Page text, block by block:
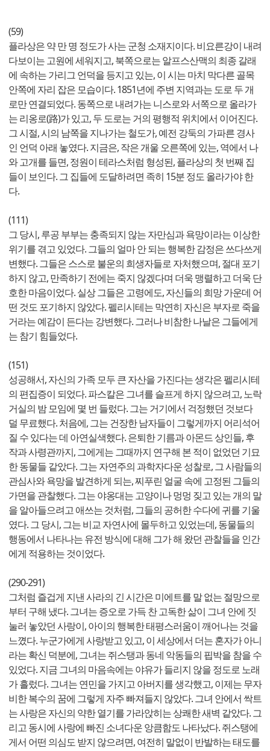
(59)
플라상은 약 만 명 정도가 사는 군청 소재지이다. 비요른강이 내려
다보이는 고원에 세워지고, 북쪽으로는 알프스산맥의 최종 갈래
에 속하는 가리그 언덕을 등지고 있는, 이 시는 마치 막다른 골목
안쪽에 자리 잡은 모습이다. 1851년에 주변 지역과는 도로 두 개
로만 연결되었다. 동쪽으로 내려가는 니스로와 서쪽으로 올라가
는 리옹로(路)가 있고, 두 도로는 거의 평행적 위치에서 이어진다.
그 시절, 시의 남쪽을 지나가는 철도가, 예전 강둑의 가파른 경사
인 언덕 아래 놓였다. 지금은, 작은 개울 오른쪽에 있는, 역에서 나
와 고개를 들면, 정원이 테라스처럼 형성된, 플라상의 첫 번째 집
들이 보인다. 그 집들에 도달하려면 족히 15분 정도 올라가야 한
다.
(111)
그 당시, 루공 부부는 충족되지 않는 자만심과 욕망이라는 이상한
위기를 겪고 있었다. 그들의 얼마 안 되는 행복한 감정은 쓰다쓰게
변했다. 그들은 스스로 불운의 희생자들로 자처했으며, 절대 포기
하지 않고, 만족하기 전에는 죽지 않겠다며 더욱 맹렬하고 더욱 단
호한 마음이었다. 실상 그들은 고령에도, 자신들의 희망 가운데 어
떤 것도 포기하지 않았다. 펠리시테는 막연히 자신은 부자로 죽을
거라는 예감이 든다는 강변했다. 그러나 비참한 나날은 그들에게
는 참기 힘들었다.
(151)
성공해서, 자신의 가족 모두 큰 자산을 가진다는 생각은 펠리시테
의 편집증이 되었다. 파스칼은 그녀를 슬프게 하지 않으려고, 노락
거실의 밤 모임에 몇 번 들렀다. 그는 거기에서 걱정했던 것보다
덜 무료했다. 처음에, 그는 건장한 남자들이 그렇게까지 어리석어
질 수 있다는 데 아연실색했다. 은퇴한 기름과 아몬드 상인들, 후
작과 사령관까지, 그에게는 그때까지 연구해 본 적이 없었던 기묘
한 동물들 같았다. 그는 자연주의 과학자다운 성찰로, 그 사람들의
관심사와 욕망을 발견하게 되는, 찌푸린 얼굴 속에 고정된 그들의
가면을 관찰했다. 그는 야옹대는 고양이나 멍멍 짖고 있는 개의 말
을 알아들으려고 애쓰는 것처럼, 그들의 공허한 수다에 귀를 기울
였다. 그 당시, 그는 비교 자연사에 몰두하고 있었는데, 동물들의
행동에서 나타나는 유전 방식에 대해 그가 해 왔던 관찰들을 인간
에게 적용하는 것이었다.
(290-291)
그처럼 즐겁게 지낸 사라의 긴 시간은 미에트를 말 없는 절망으로
부터 구해 냈다. 그녀는 증오로 가득 찬 고독한 삶이 그녀 안에 짓
눌러 놓았던 사랑이, 아이의 행복한 태평스러움이 깨어나는 것을
느꼈다. 누군가에게 사랑받고 있고, 이 세상에서 더는 혼자가 아니
라는 확신 덕분에, 그녀는 쥐스탱과 동네 악동들의 핍박을 참을 수
있었다. 지금 그녀의 마음속에는 야유가 들리지 않을 정도로 노래
가 흘렀다. 그녀는 연민을 가지고 아버지를 생각했고, 이제는 무자
비한 복수의 꿈에 그렇게 자주 빠져들지 않았다. 그녀 안에서 싹트
는 사랑은 자신의 약한 열기를 가라앉히는 상쾌한 새벽 같았다. 그
리고 동시에 사랑에 빠진 소녀다운 앙큼함도 나타났다. 쥐스탱에
게서 어떤 의심도 받지 않으려면, 여전히 말없이 반발하는 태도를